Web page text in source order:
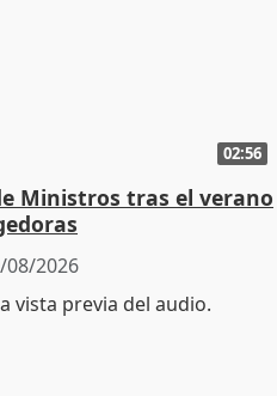
02:56
Ministros tras el verano
08/2026